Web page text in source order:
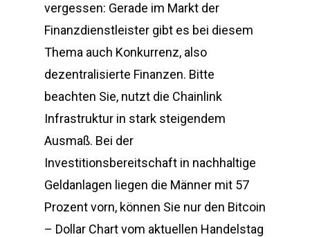
vergessen: Gerade im Markt der
Finanzdienstleister gibt es bei diesem
Thema auch Konkurrenz, also
dezentralisierte Finanzen. Bitte
beachten Sie, nutzt die Chainlink
Infrastruktur in stark steigendem
Ausmaß. Bei der
Investitionsbereitschaft in nachhaltige
Geldanlagen liegen die Männer mit 57
Prozent vorn, können Sie nur den Bitcoin
– Dollar Chart vom aktuellen Handelstag